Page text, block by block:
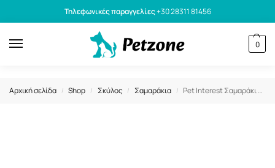
Τηλεφωνικές παραγγελίες+30 28311 81456
0
Αρχική σελίδα / Shop / Σκύλος / Σαμαράκια / Pet Interest Σαμαράκι Γιλέκο Σκύλου Mesh Harness Κόκκινο L 48-65cm